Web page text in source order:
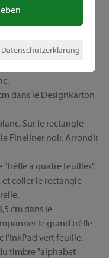
Datenschutzerklärung
vert forêt sur
petits points
dans le Designkarton
Sur le rectangle
Fineliner noir. Arrondir
"trèfle à quatre feuilles"
et coller le rectangle
cm dans le
le grand trèfle
l’InkPad vert feuille.
timbre "alphabet